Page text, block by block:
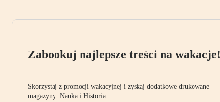
Zabookuj najlepsze treści na wakacje!
Skorzystaj z promocji wakacyjnej i zyskaj dodatkowe drukowane
magazyny: Nauka i Historia.